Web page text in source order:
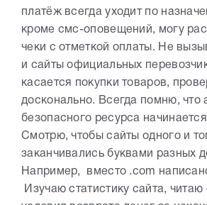
платёж всегда уходит по
кроме смс-оповещений, могу
чеки с отметкой оплаты. Не
и сайты официальных
касается покупки товаров,
досконально. Всегда помню, что
безопасного ресурса
Смотрю, чтобы сайты одного и
заканчивались буквами разных
Например, вместо .com
Изучаю статистику сайта, читаю